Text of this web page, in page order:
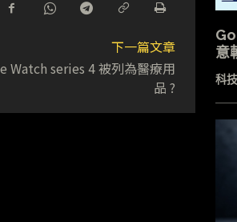
下一篇文章
Watch series 4 被列為醫療用
品 ?
意
科